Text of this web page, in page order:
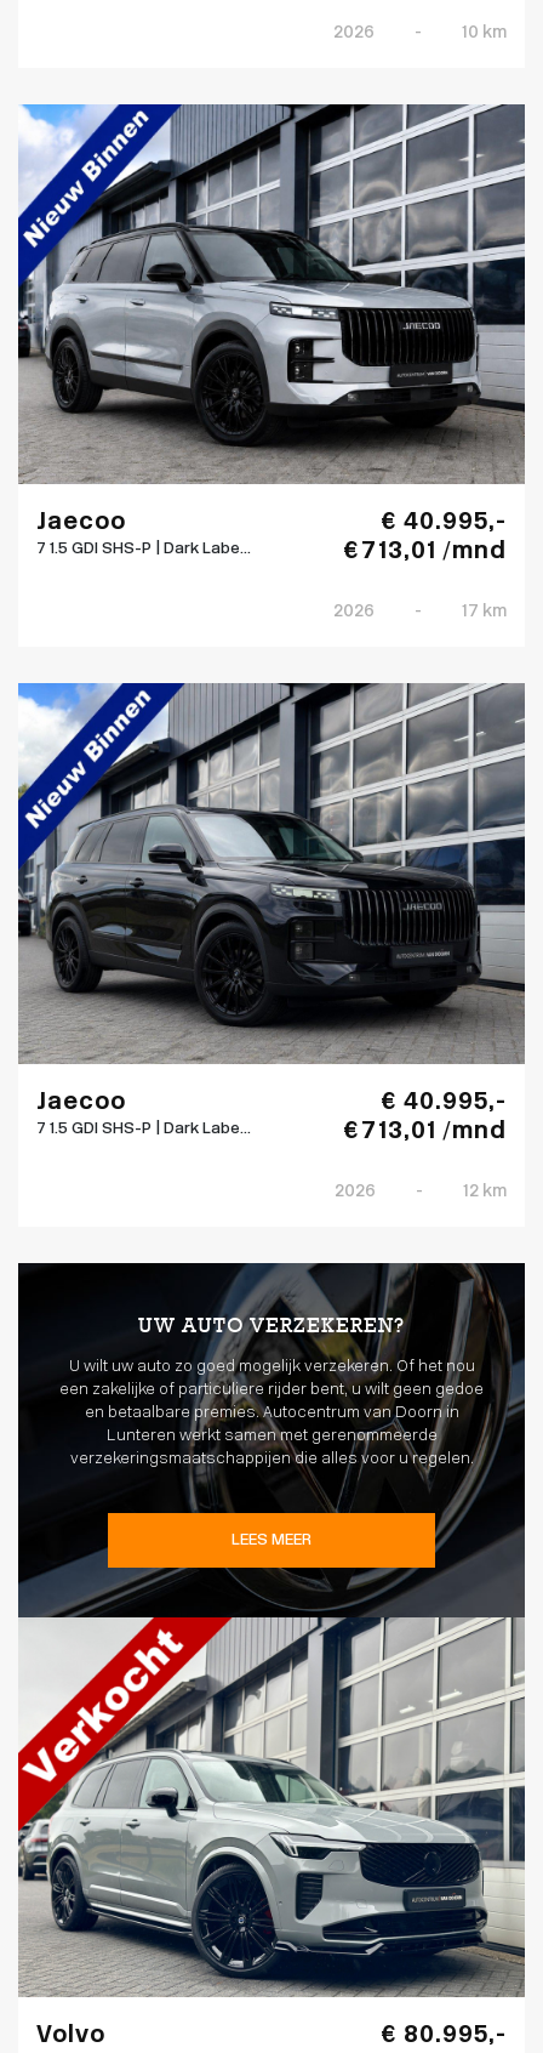
2026 - 10 km
Jaecoo
7 1.5 GDI SHS-P | Dark Labe...
€ 40.995,-
€ 713,01 /mnd
2026 - 17 km
Jaecoo
7 1.5 GDI SHS-P | Dark Labe...
€ 40.995,-
€ 713,01 /mnd
2026 - 12 km
UW AUTO VERZEKEREN?
U wilt uw auto zo goed mogelijk verzekeren. Of het nou
een zakelijke of particuliere rijder bent, u wilt geen gedoe
en betaalbare premies. Autocentrum van Doorn in
Lunteren werkt samen met gerenommeerde
verzekeringsmaatschappijen die alles voor u regelen.
LEES MEER
Volvo € 80.995,-